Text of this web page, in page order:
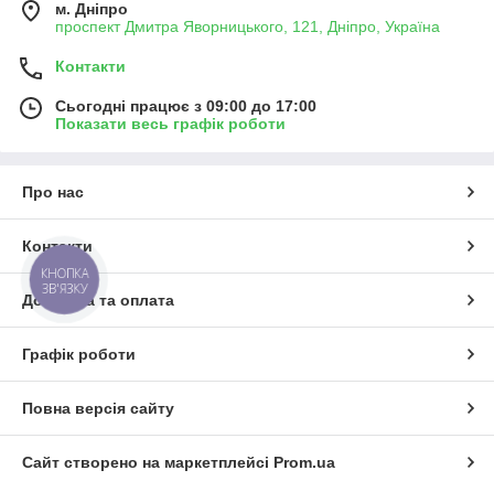
м. Дніпро
проспект Дмитра Яворницького, 121, Дніпро, Україна
Контакти
Сьогодні працює з 09:00 до 17:00
Показати весь графік роботи
Про нас
Контакти
Доставка та оплата
Графік роботи
Повна версія сайту
Сайт створено на маркетплейсі Prom.ua
КНОПКА
ЗВ'ЯЗКУ